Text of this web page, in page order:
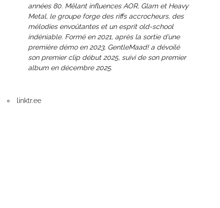
années 80. Mêlant influences AOR, Glam et Heavy
Metal, le groupe forge des riffs accrocheurs, des
mélodies envoûtantes et un esprit old-school
indéniable. Formé en 2021, après la sortie d’une
première démo en 2023, GentleMaad! a dévoilé
son premier clip début 2025, suivi de son premier
album en décembre 2025.
linktr.ee